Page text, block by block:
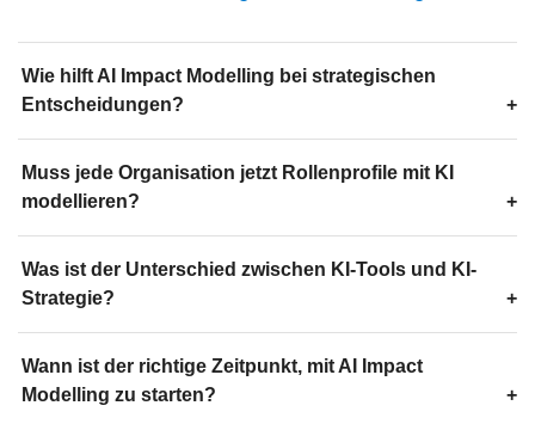
Wie hilft AI Impact Modelling bei strategischen
Entscheidungen?
Muss jede Organisation jetzt Rollenprofile mit KI
modellieren?
Was ist der Unterschied zwischen KI-Tools und KI-
Strategie?
Wann ist der richtige Zeitpunkt, mit AI Impact
Modelling zu starten?